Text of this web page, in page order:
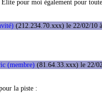
pour moi également pour toute
(212.234.70.xxx) le 22/02/10
(membre) (81.64.33.xxx) le 22/
la piste :